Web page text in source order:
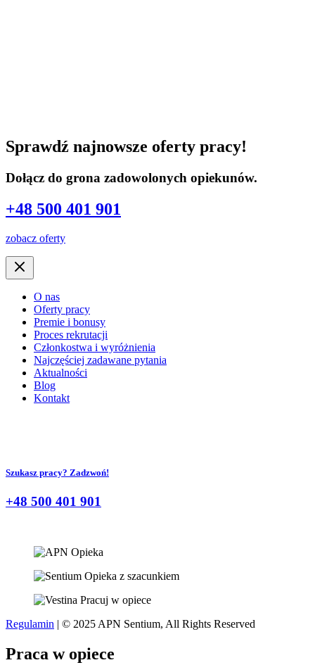
Sprawdź najnowsze oferty pracy!
Dołącz do grona zadowolonych opiekunów.
+48 500 401 901
zobacz oferty
O nas
Oferty pracy
Premie i bonusy
Proces rekrutacji
Członkostwa i wyróżnienia
Najczęściej zadawane pytania
Aktualności
Blog
Kontakt
Szukasz pracy? Zadzwoń!
+48 500 401 901
Regulamin | © 2025 APN Sentium, All Rights Reserved
Praca w opiece